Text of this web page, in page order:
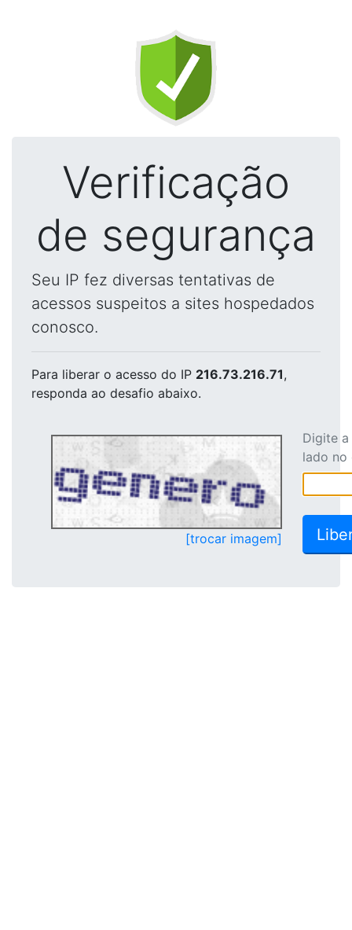
Verificação
de segurança
Seu IP fez diversas tentativas de
acessos suspeitos a sites hospedados
conosco.
Para liberar o acesso do IP 216.73.216.71,
responda ao desafio abaixo.
[trocar imagem]
Digite
lado no